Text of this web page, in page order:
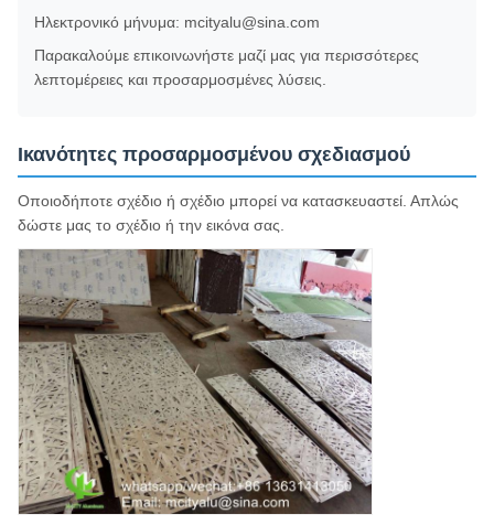
Ηλεκτρονικό μήνυμα: mcityalu@sina.com
Παρακαλούμε επικοινωνήστε μαζί μας για περισσότερες
λεπτομέρειες και προσαρμοσμένες λύσεις.
Ικανότητες προσαρμοσμένου σχεδιασμού
Οποιοδήποτε σχέδιο ή σχέδιο μπορεί να κατασκευαστεί. Απλώς
δώστε μας το σχέδιο ή την εικόνα σας.